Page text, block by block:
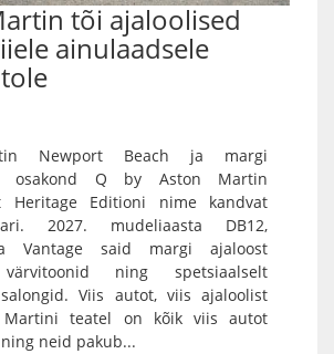
tõi ajaloolised
ainulaadsele
Newport Beach ja margi
osakond Q by Aston Martin
Heritage Editioni nime kandvat
2027. mudeliaasta DB12,
Vantage said margi ajaloost
ning spetsiaalselt
Viis autot, viis ajaloolist
Martini teatel on kõik viis autot
neid pakub...